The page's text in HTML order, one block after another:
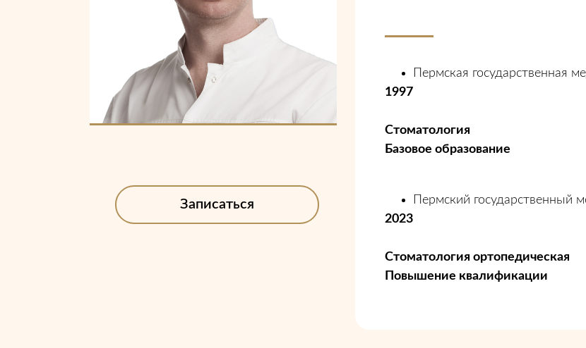
Записаться
Пермская государственная
1997
Стоматология
Базовое образование
Пермский государственный
2023
Стоматология ортопедическая
Повышение квалификации